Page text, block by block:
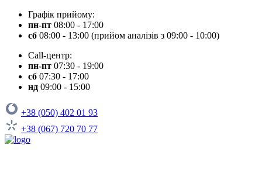
Графік прийому:
пн-пт 08:00 - 17:00
сб 08:00 - 13:00 (прийом аналізів з 09:00 - 10:00)
Call-центр:
пн-пт 07:30 - 19:00
сб 07:30 - 17:00
нд 09:00 - 15:00
+38 (050) 402 01 93
+38 (067) 720 70 77